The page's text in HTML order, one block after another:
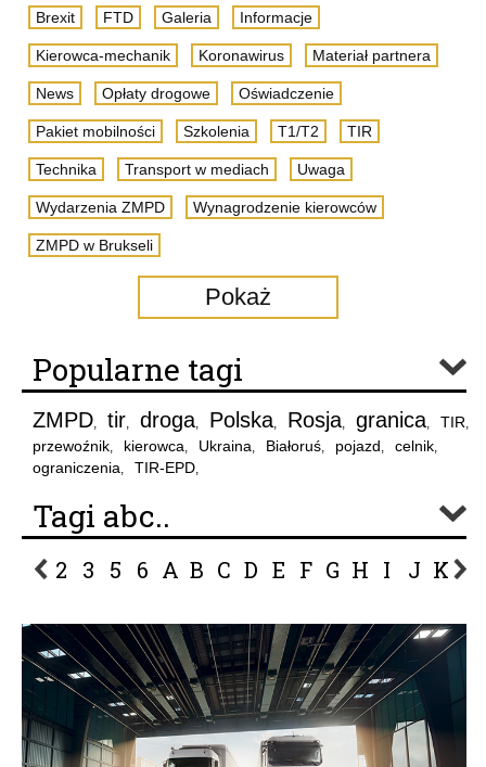
Brexit FTD Galeria Informacje
Kierowca-mechanik Koronawirus Materiał partnera
News Opłaty drogowe Oświadczenie
Pakiet mobilności Szkolenia T1/T2 TIR
Technika Transport w mediach Uwaga
Wydarzenia ZMPD Wynagrodzenie kierowców
ZMPD w Brukseli
Pokaż
Popularne tagi
ZMPD, tir, droga, Polska, Rosja, granica, TIR,
przewoźnik, kierowca, Ukraina, Białoruś, pojazd, celnik,
ograniczenia, TIR-EPD,
Tagi abc..
2 3 5 6 A B C D E F G H I J K L